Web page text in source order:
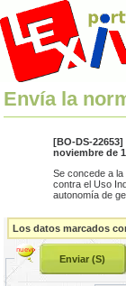
Envía la
[BO-DS-
noviembre de
Se concede a
contra el Uso
autonomía de
Los datos marcados